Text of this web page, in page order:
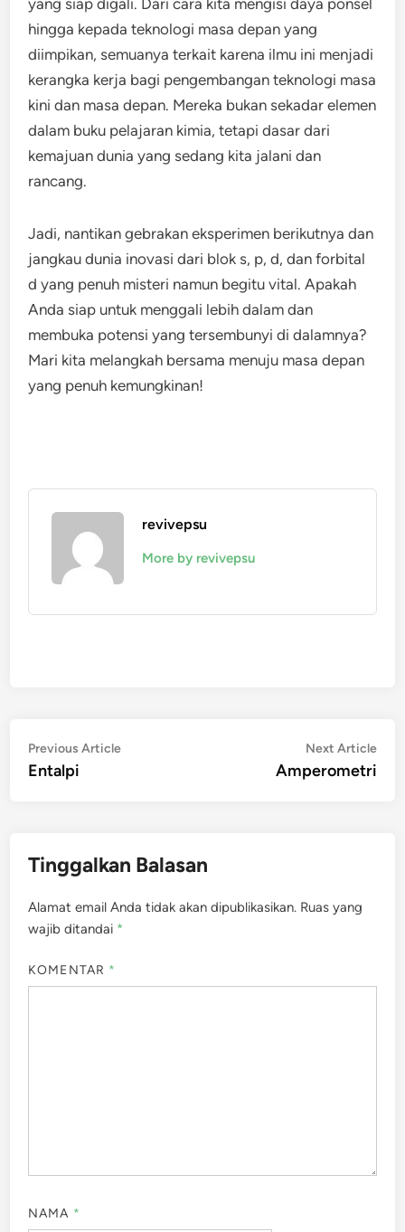
yang siap digali. Dari cara kita mengisi daya ponsel
hingga kepada teknologi masa depan yang
diimpikan, semuanya terkait karena ilmu ini menjadi
kerangka kerja bagi pengembangan teknologi masa
kini dan masa depan. Mereka bukan sekadar elemen
dalam buku pelajaran kimia, tetapi dasar dari
kemajuan dunia yang sedang kita jalani dan
rancang.
Jadi, nantikan gebrakan eksperimen berikutnya dan
jangkau dunia inovasi dari blok s, p, d, dan forbital
d yang penuh misteri namun begitu vital. Apakah
Anda siap untuk menggali lebih dalam dan
membuka potensi yang tersembunyi di dalamnya?
Mari kita melangkah bersama menuju masa depan
yang penuh kemungkinan!
revivepsu
More by revivepsu
Navigasi
pos
Previous ArticlePrevious
Entalpi
Next Article
Amperometri
Tinggalkan Balasan
Alamat email Anda tidak akan dipublikasikan. Ruas yang
wajib ditandai *
KOMENTAR *
NAMA *